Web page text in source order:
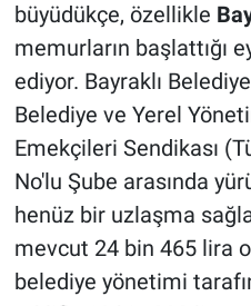
büyüdükçe, özellikle
memurların başlattığı
ediyor. Bayraklı
Belediye ve Yerel
Emekçileri Sendikası
No'lu Şube arasında
henüz bir uzlaşma
mevcut 24 bin 465 lira
belediye yönetimi